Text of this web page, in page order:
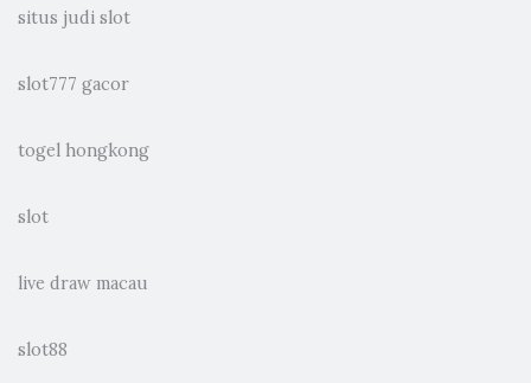
situs judi slot
slot777 gacor
togel hongkong
slot
live draw macau
slot88